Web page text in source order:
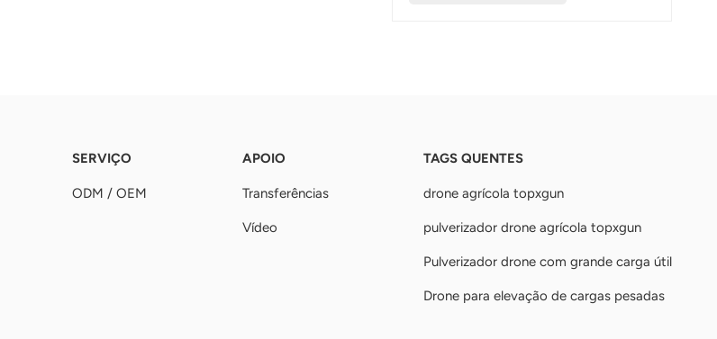
SERVIÇO
ODM / OEM
APOIO
Transferências
Vídeo
TAGS QUENTES
drone agrícola topxgun
pulverizador drone agrícola topxgun
Pulverizador drone com grande carga útil
Drone para elevação de cargas pesadas